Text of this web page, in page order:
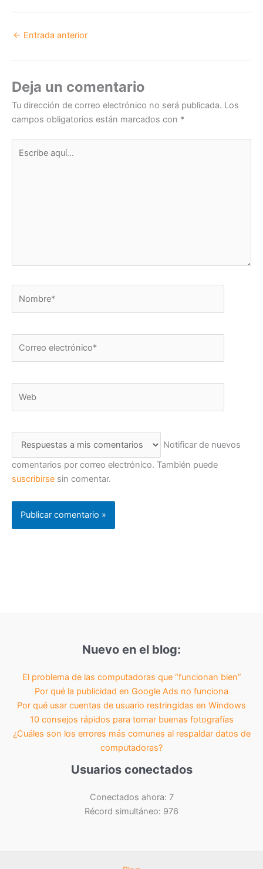
e
dI
n
e
b
o
o
k
er
A
p
p
← Entrada anterior
Deja un comentario
Tu dirección de correo electrónico no será publicada. Los
campos obligatorios están marcados con *
Notificar de nuevos
comentarios por correo electrónico. También puede
suscribirse sin comentar.
Nuevo en el blog:
El problema de las computadoras que “funcionan bien”
Por qué la publicidad en Google Ads no funciona
Por qué usar cuentas de usuario restringidas en Windows
10 consejos rápidos para tomar buenas fotografías
¿Cuáles son los errores más comunes al respaldar datos de
computadoras?
Usuarios conectados
Conectados ahora: 7
Récord simultáneo: 976